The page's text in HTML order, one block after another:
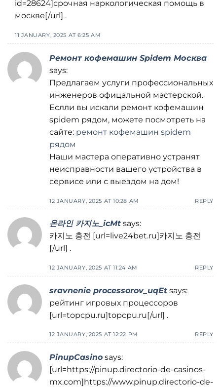
id=28624]срочная наркологическая помощь в
москве[/url] .
11 JANUARY, 2025 AT 6:25 AM
Ремонт кофемашин Spidem Москва
says:
Предлагаем услуги профессиональных
инженеров офицальной мастерской.
Еслли вы искали ремонт кофемашин
spidem рядом, можете посмотреть на
сайте: ремонт кофемашин spidem
рядом
Наши мастера оперативно устранят
неисправности вашего устройства в
сервисе или с выездом на дом!
12 JANUARY, 2025 AT 10:28 AM REPLY
온라인 카지노_icMt says:
카지노 충전 [url=live24bet.ru]카지노 충전
[/url] .
12 JANUARY, 2025 AT 11:24 AM REPLY
sravnenie processorov_uqEt says:
рейтинг игровых процессоров
[url=topcpu.ru]topcpu.ru[/url] .
12 JANUARY, 2025 AT 12:22 PM REPLY
PinupCasino says:
[url=https://pinup.directorio-de-casinos-
mx.com]https://www.pinup.directorio-de-